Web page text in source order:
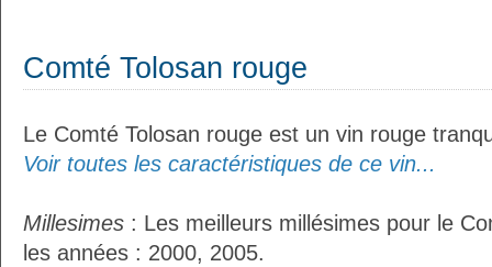
Comté Tolosan rouge
Le Comté Tolosan rouge est un vin rouge
Voir toutes les caractéristiques de ce vin...
Millesimes : Les meilleurs millésimes pour le
les années : 2000, 2005.